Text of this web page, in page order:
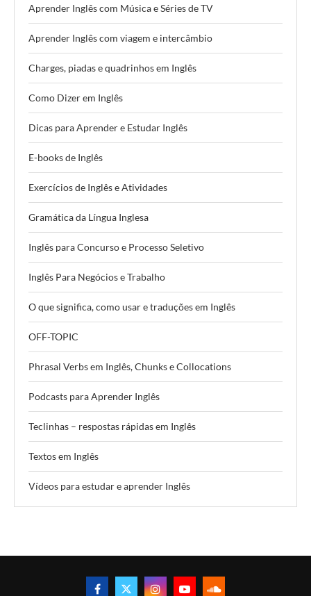
Aprender Inglês com Música e Séries de TV
Aprender Inglês com viagem e intercâmbio
Charges, piadas e quadrinhos em Inglês
Como Dizer em Inglês
Dicas para Aprender e Estudar Inglês
E-books de Inglês
Exercícios de Inglês e Atividades
Gramática da Língua Inglesa
Inglês para Concurso e Processo Seletivo
Inglês Para Negócios e Trabalho
O que significa, como usar e traduções em Inglês
OFF-TOPIC
Phrasal Verbs em Inglês, Chunks e Collocations
Podcasts para Aprender Inglês
Teclinhas – respostas rápidas em Inglês
Textos em Inglês
Vídeos para estudar e aprender Inglês